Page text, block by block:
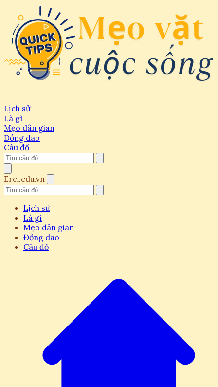
Lịch sử
Là gì
Mẹo dân gian
Đồng dao
Câu đố
Erci.edu.vn
Lịch sử
Là gì
Mẹo dân gian
Đồng dao
Câu đố